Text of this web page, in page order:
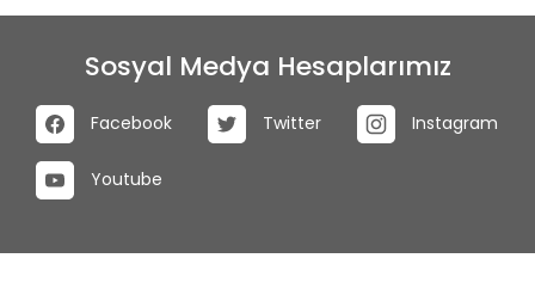
Sosyal Medya Hesaplarımız
Facebook Twitter Instagram
Youtube